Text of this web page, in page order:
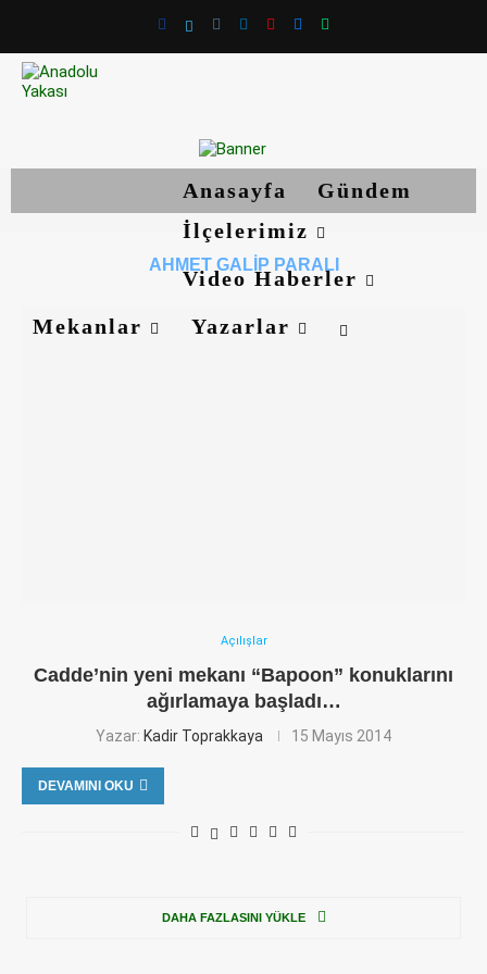
Anasayfa
Gündem
İlçelerimiz
Video Haberler
Mekanlar
Yazarlar
AHMET GALIP PARALI
Açılışlar
Cadde’nin yeni mekanı “Bapoon” konuklarını
ağırlamaya başladı…
Yazar: Kadir Toprakkaya 15 Mayıs 2014
DEVAMINI OKU
DAHA FAZLASINI YÜKLE